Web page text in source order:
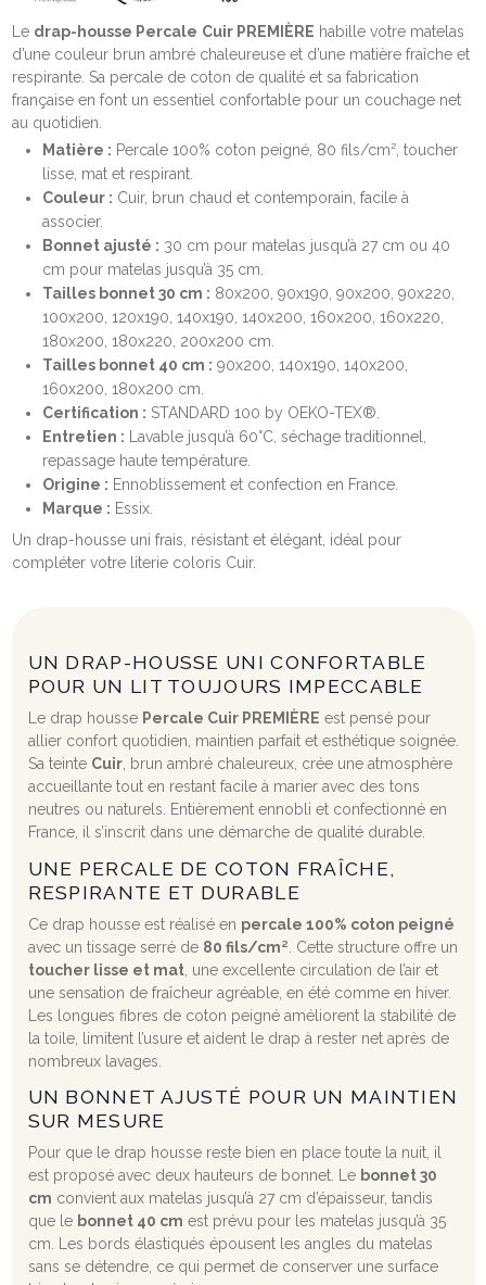
Le drap-housse Percale Cuir PREMIÈRE habille votre matelas
d’une couleur brun ambré chaleureuse et d’une matière fraîche et
respirante. Sa percale de coton de qualité et sa fabrication
française en font un essentiel confortable pour un couchage net
au quotidien.
Matière : Percale 100% coton peigné, 80 fils/cm², toucher
lisse, mat et respirant.
Couleur : Cuir, brun chaud et contemporain, facile à
associer.
Bonnet ajusté : 30 cm pour matelas jusqu’à 27 cm ou 40
cm pour matelas jusqu’à 35 cm.
Tailles bonnet 30 cm : 80x200, 90x190, 90x200, 90x220,
100x200, 120x190, 140x190, 140x200, 160x200, 160x220,
180x200, 180x220, 200x200 cm.
Tailles bonnet 40 cm : 90x200, 140x190, 140x200,
160x200, 180x200 cm.
Certification : STANDARD 100 by OEKO-TEX®.
Entretien : Lavable jusqu’à 60°C, séchage traditionnel,
repassage haute température.
Origine : Ennoblissement et confection en France.
Marque : Essix.
Un drap-housse uni frais, résistant et élégant, idéal pour
compléter votre literie coloris Cuir.
UN DRAP-HOUSSE UNI CONFORTABLE
POUR UN LIT TOUJOURS IMPECCABLE
Le drap housse Percale Cuir PREMIÈRE est pensé pour
allier confort quotidien, maintien parfait et esthétique soignée.
Sa teinte Cuir, brun ambré chaleureux, crée une atmosphère
accueillante tout en restant facile à marier avec des tons
neutres ou naturels. Entièrement ennobli et confectionné en
France, il s’inscrit dans une démarche de qualité durable.
UNE PERCALE DE COTON FRAÎCHE,
RESPIRANTE ET DURABLE
Ce drap housse est réalisé en percale 100% coton peigné
avec un tissage serré de 80 fils/cm² . Cette structure offre un
toucher lisse et mat, une excellente circulation de l’air et
une sensation de fraîcheur agréable, en été comme en hiver.
Les longues fibres de coton peigné améliorent la stabilité de
la toile, limitent l’usure et aident le drap à rester net après de
nombreux lavages.
UN BONNET AJUSTÉ POUR UN MAINTIEN
SUR MESURE
Pour que le drap housse reste bien en place toute la nuit, il
est proposé avec deux hauteurs de bonnet. Le bonnet 30
cm convient aux matelas jusqu’à 27 cm d’épaisseur, tandis
que le bonnet 40 cm est prévu pour les matelas jusqu’à 35
cm. Les bords élastiqués épousent les angles du matelas
sans se détendre, ce qui permet de conserver une surface